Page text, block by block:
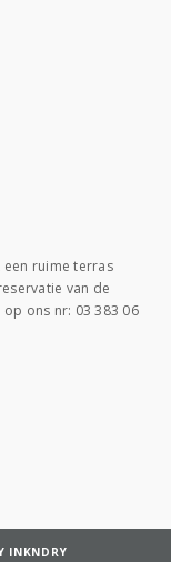
een ruime terras
van de
ons nr: 03 383 06
INKNDRY